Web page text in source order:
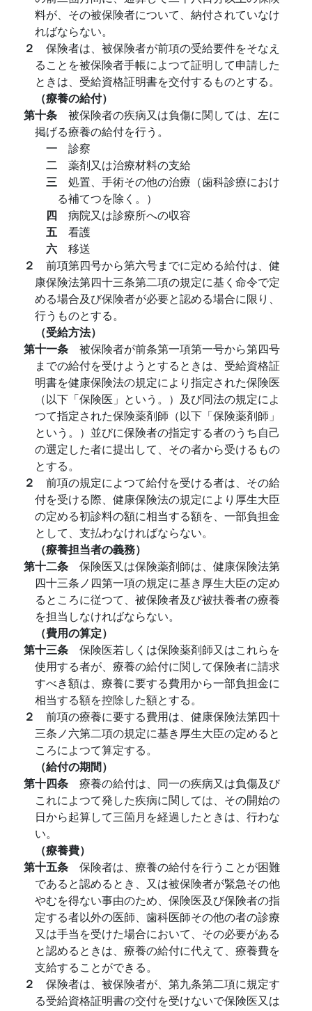
料が、その被保険者について、納付されていなけ
ればならない。
２ 保険者は、被保険者が前項の受給要件をそなえ
ることを被保険者手帳によつて証明して申請した
ときは、受給資格証明書を交付するものとする。
（療養の給付）
第十条 被保険者の疾病又は負傷に関しては、左に
掲げる療養の給付を行う。
一 診察
二 薬剤又は治療材料の支給
三 処置、手術その他の治療（歯科診療におけ
る補てつを除く。）
四 病院又は診療所への収容
五 看護
六 移送
２ 前項第四号から第六号までに定める給付は、健
康保険法第四十三条第二項の規定に基く命令で定
める場合及び保険者が必要と認める場合に限り、
行うものとする。
（受給方法）
第十一条 被保険者が前条第一項第一号から第四号
までの給付を受けようとするときは、受給資格証
明書を健康保険法の規定により指定された保険医
（以下「保険医」という。）及び同法の規定によ
つて指定された保険薬剤師（以下「保険薬剤師」
という。）並びに保険者の指定する者のうち自己
の選定した者に提出して、その者から受けるもの
とする。
２ 前項の規定によつて給付を受ける者は、その給
付を受ける際、健康保険法の規定により厚生大臣
の定める初診料の額に相当する額を、一部負担金
として、支払わなければならない。
（療養担当者の義務）
第十二条 保険医又は保険薬剤師は、健康保険法第
四十三条ノ四第一項の規定に基き厚生大臣の定め
るところに従つて、被保険者及び被扶養者の療養
を担当しなければならない。
（費用の算定）
第十三条 保険医若しくは保険薬剤師又はこれらを
使用する者が、療養の給付に関して保険者に請求
すべき額は、療養に要する費用から一部負担金に
相当する額を控除した額とする。
２ 前項の療養に要する費用は、健康保険法第四十
三条ノ六第二項の規定に基き厚生大臣の定めると
ころによつて算定する。
（給付の期間）
第十四条 療養の給付は、同一の疾病又は負傷及び
これによつて発した疾病に関しては、その開始の
日から起算して三箇月を経過したときは、行わな
い。
（療養費）
第十五条 保険者は、療養の給付を行うことが困難
であると認めるとき、又は被保険者が緊急その他
やむを得ない事由のため、保険医及び保険者の指
定する者以外の医師、歯科医師その他の者の診療
又は手当を受けた場合において、その必要がある
と認めるときは、療養の給付に代えて、療養費を
支給することができる。
２ 保険者は、被保険者が、第九条第二項に規定す
る受給資格証明書の交付を受けないで保険医又は